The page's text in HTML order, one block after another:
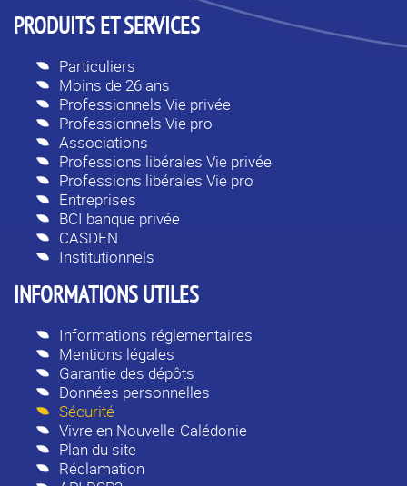
PRODUITS ET SERVICES
Particuliers
Moins de 26 ans
Professionnels Vie privée
Professionnels Vie pro
Associations
Professions libérales Vie privée
Professions libérales Vie pro
Entreprises
BCI banque privée
CASDEN
Institutionnels
INFORMATIONS UTILES
Informations réglementaires
Mentions légales
Garantie des dépôts
Données personnelles
Sécurité
Vivre en Nouvelle-Calédonie
Plan du site
Réclamation